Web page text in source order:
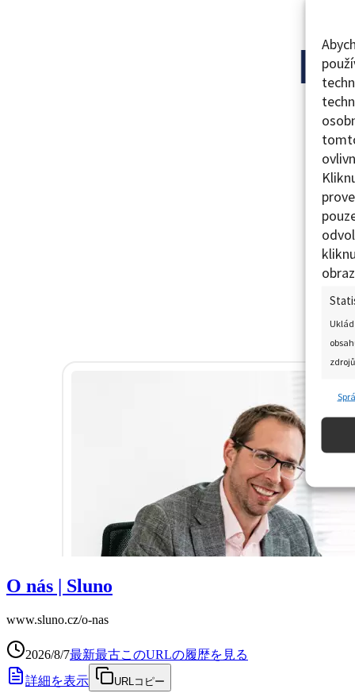
O nás | Sluno
www.sluno.cz/o-nas
2026/8/7最新最古このURLの履歴を見る
詳細を表示
URLコピー